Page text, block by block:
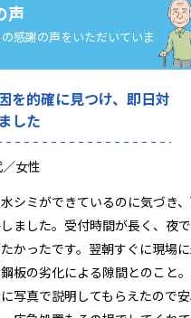
声
感謝の声をいただいていま
を的確に見つけ、即日対
した
女性
シミができているのに気づき
ました。受付時間が長く、夜
かったです。翌朝すぐに現場
板の劣化による隙間とのこと
写真で説明してもらえたので